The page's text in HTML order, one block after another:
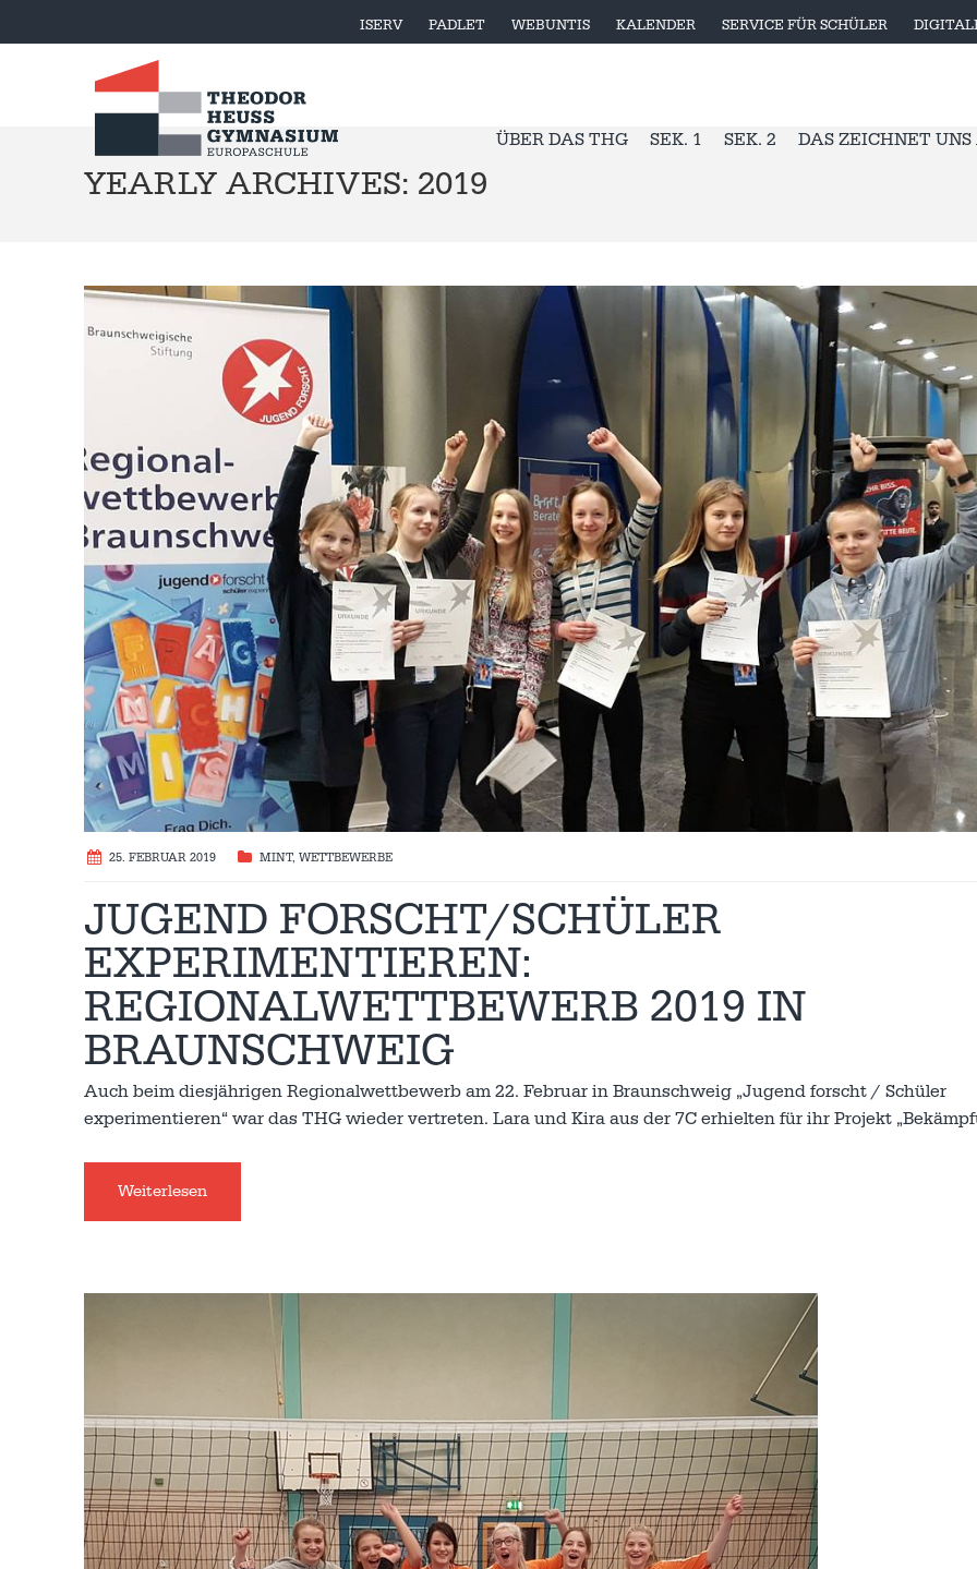
ISERV PADLET WEBUNTIS KALENDER SERVICE FÜR SCHÜLER
ÜBER DAS THG SEK. 1 SEK. 2 DAS ZEICHNET UNS
YEARLY ARCHIVES: 2019
25. FEBRUAR 2019 MINT, WETTBEWERBE
JUGEND FORSCHT/SCHÜLER
EXPERIMENTIEREN:
REGIONALWETTBEWERB 2019 IN
BRAUNSCHWEIG
Auch beim diesjährigen Regionalwettbewerb am 22. Februar in Braunschweig „Jugend forscht / Schüler
experimentieren“ war das THG wieder vertreten. Lara und Kira aus der 7C erhielten für ihr Projekt
Weiterlesen